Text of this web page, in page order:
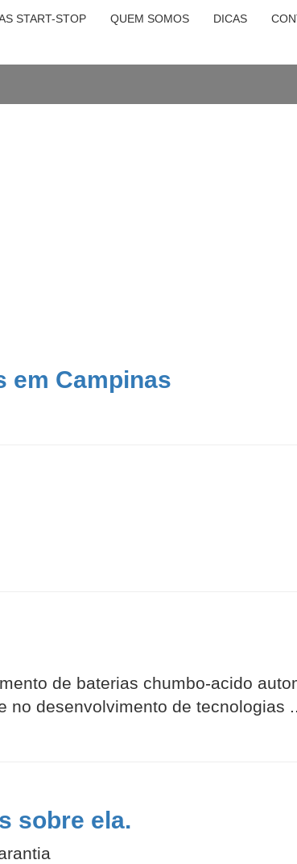
START-STOP QUEM SOMOS DICAS
em Campinas
de baterias chumbo-acido
no desenvolvimento de tecnologias
sobre ela.